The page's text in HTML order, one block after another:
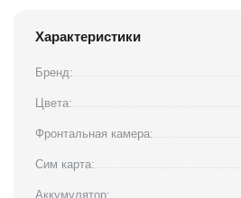
Характеристики
Бренд:
Цвета:
Фронтальная камера:
Сим карта:
Аккумулятор: